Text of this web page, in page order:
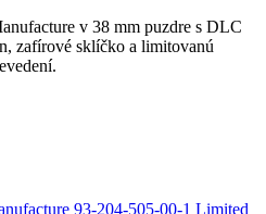
v 38 mm puzdre s DLC
zafírové sklíčko a limitovanú